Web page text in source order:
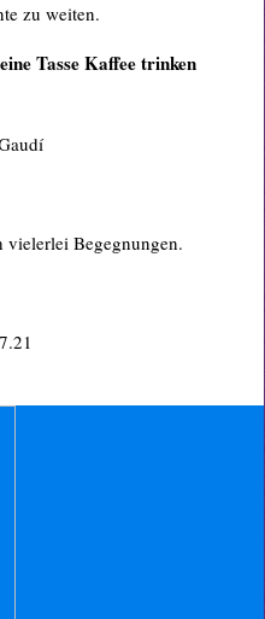
zu weiten.
Tasse Kaffee trinken
vielerlei Begegnungen.